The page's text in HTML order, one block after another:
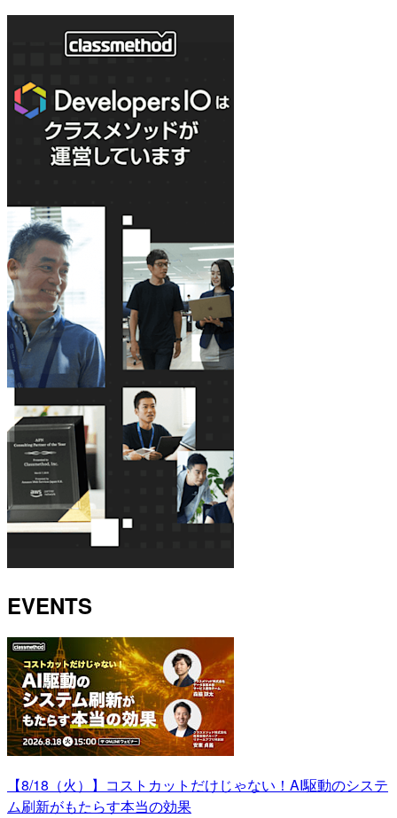
EVENTS
【8/18（火）】コストカットだけじゃない！AI駆動のシステ
ム刷新がもたらす本当の効果